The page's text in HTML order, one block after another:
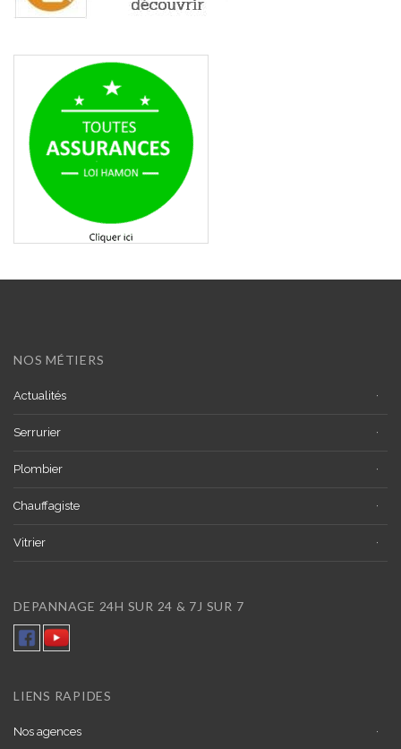
NOS MÉTIERS
Actualités
Serrurier
Plombier
Chauffagiste
Vitrier
DEPANNAGE 24H SUR 24 & 7J SUR 7
LIENS RAPIDES
Nos agences